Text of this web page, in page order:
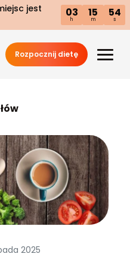
jest
03
h
15
m
53
s
Rozpocznij dietę
2025